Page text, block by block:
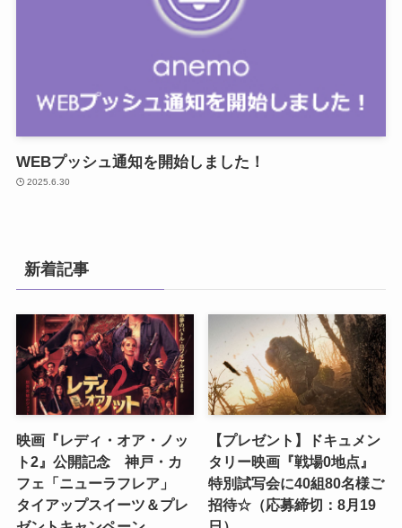
WEBプッシュ通知を開始しました！
2025.6.30
新着記事
映画『レディ・オア・ノッ
ト2』公開記念 神戸・カ
フェ「ニューラフレア」
タイアップスイーツ＆プレ
【プレゼント】ドキュメン
タリー映画『戦場0地点』
特別試写会に40組80名様ご
招待☆（応募締切：8月19